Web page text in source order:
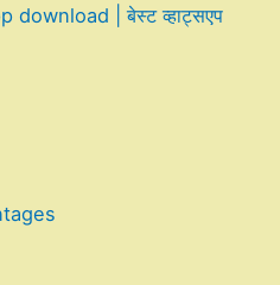
| बेस्ट व्हाट्सएप